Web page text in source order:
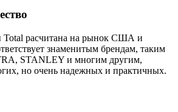
Total расчитана на рынок США и
знаменитым брендам, таким
STANLEY и многим другим,
но очень надежных и практичных.